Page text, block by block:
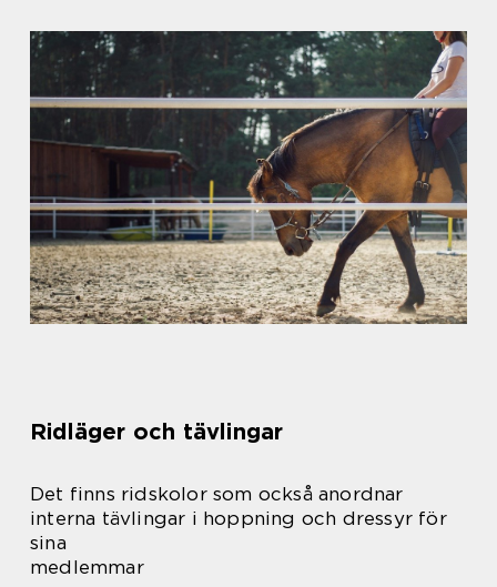
Ridläger och tävlingar
Det finns ridskolor som också anordnar
interna tävlingar i hoppning och dressyr för
sina
medlemmar